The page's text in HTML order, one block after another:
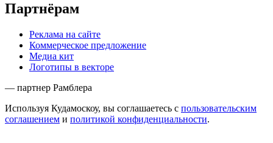
Партнёрам
Реклама на сайте
Коммерческое предложение
Медиа кит
Логотипы в векторе
— партнер Рамблера
Используя Кудамоскоу, вы соглашаетесь с пользовательским
соглашением и политикой конфиденциальности.